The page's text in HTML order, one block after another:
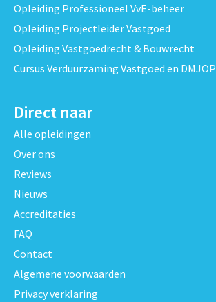
Opleiding Professioneel VvE-beheer
Opleiding Projectleider Vastgoed
Opleiding Vastgoedrecht & Bouwrecht
Cursus Verduurzaming Vastgoed en DMJOP
Direct naar
Alle opleidingen
Over ons
Reviews
Nieuws
Accreditaties
FAQ
Contact
Algemene voorwaarden
Privacy verklaring